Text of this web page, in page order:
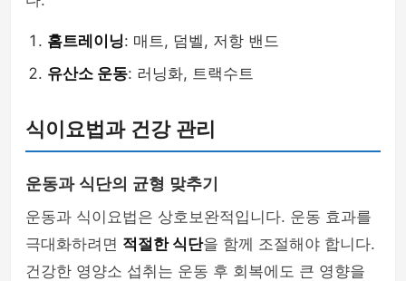
홈트레이닝: 매트, 덤벨, 저항 밴드
유산소 운동: 러닝화, 트랙수트
식이요법과 건강 관리
운동과 식단의 균형 맞추기
운동과 식이요법은 상호보완적입니다. 운동 효과를
극대화하려면 적절한 식단을 함께 조절해야 합니다.
건강한 영양소 섭취는 운동 후 회복에도 큰 영향을